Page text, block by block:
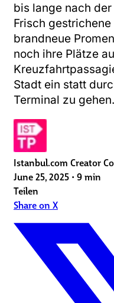
bis lange nach
Frisch
brandneue
noch ihre Plätze
Stadt ein statt
Terminal zu gehen.
Istanbul.com Creator
June 25, 2025 • 9 min
Teilen
Share on X